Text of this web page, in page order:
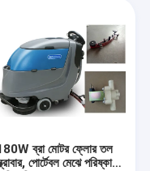
ব্রা মোটর ফ্লোর তল
পোর্টেবল মেঝে পরিষ্কারের